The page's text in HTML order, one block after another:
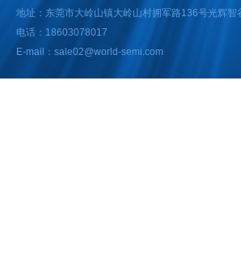
地址：东莞市大岭山镇大岭山村拥军路136号光辉智
电话：18603078017
E-mail：sale02@world-semi.com